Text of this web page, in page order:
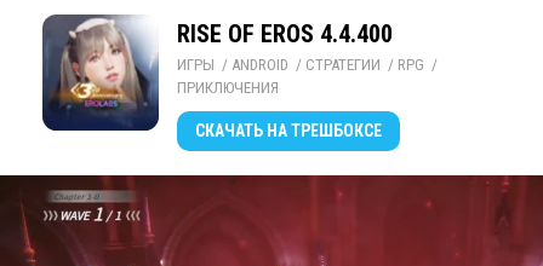
RISE OF EROS 4.4.400
ИГРЫ / ANDROID / СТРАТЕГИИ / RPG /
ПРИКЛЮЧЕНИЯ
СКАЧАТЬ НА ТРЕШБОКСЕ